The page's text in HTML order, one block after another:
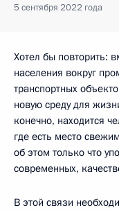
5 сентября 2022 года
Хотел бы повторить:
населения вокруг
транспортных
новую среду для
конечно, находится
где есть место
об этом только что
современных,
В этой связи